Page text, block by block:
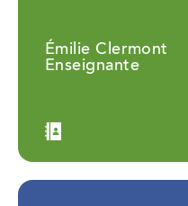
Émilie Clermont
Enseignante